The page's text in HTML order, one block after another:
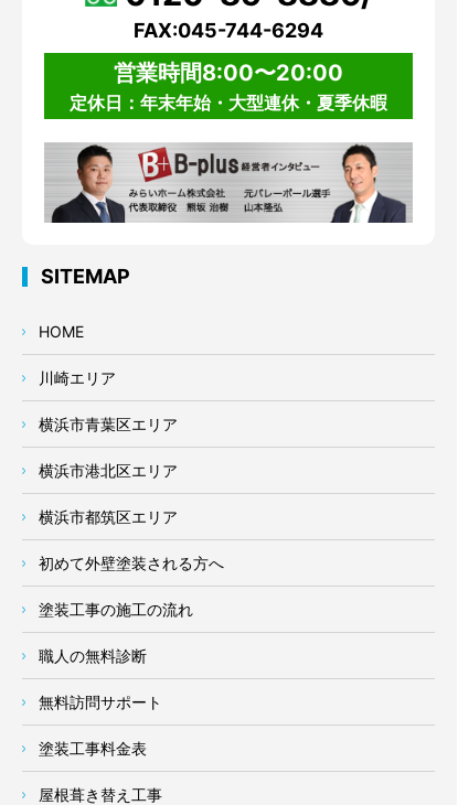
FAX:045-744-6294
営業時間8:00〜20:00
定休日：年末年始・大型連休・夏季休暇
SITEMAP
HOME
川崎エリア
横浜市青葉区エリア
横浜市港北区エリア
横浜市都筑区エリア
初めて外壁塗装される方へ
塗装工事の施工の流れ
職人の無料診断
無料訪問サポート
塗装工事料金表
屋根葺き替え工事